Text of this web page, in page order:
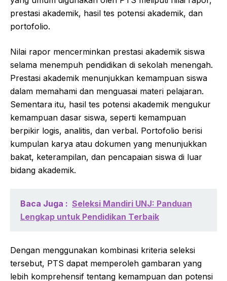
prestasi akademik, hasil tes potensi akademik, dan
portofolio.
Nilai rapor mencerminkan prestasi akademik siswa
selama menempuh pendidikan di sekolah menengah.
Prestasi akademik menunjukkan kemampuan siswa
dalam memahami dan menguasai materi pelajaran.
Sementara itu, hasil tes potensi akademik mengukur
kemampuan dasar siswa, seperti kemampuan
berpikir logis, analitis, dan verbal. Portofolio berisi
kumpulan karya atau dokumen yang menunjukkan
bakat, keterampilan, dan pencapaian siswa di luar
bidang akademik.
Baca Juga : Seleksi Mandiri UNJ: Panduan
Lengkap untuk Pendidikan Terbaik
Dengan menggunakan kombinasi kriteria seleksi
tersebut, PTS dapat memperoleh gambaran yang
lebih komprehensif tentang kemampuan dan potensi